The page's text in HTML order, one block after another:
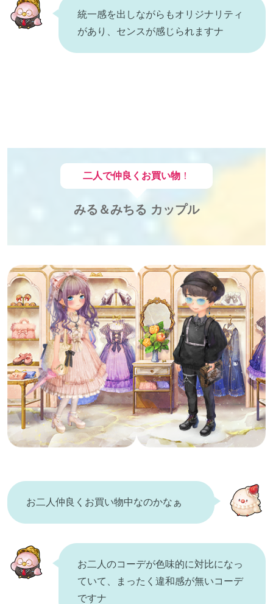
統一感を出しながらもオリジナリティ
があり、センスが感じられますナ
二人で仲良くお買い物 ！
みる ＆みちる カップル
お二人仲良くお買い物中なのかなぁ
お二人のコーデが色味的に対比になっ
ていて、まったく違和感が無いコーデ
ですナ